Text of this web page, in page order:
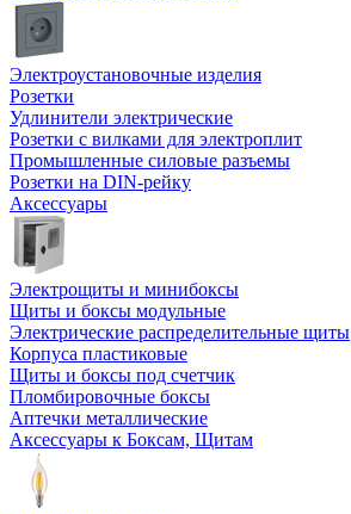
Электроустановочные изделия
Розетки
Удлинители электрические
Розетки с вилками для электроплит
Промышленные силовые разъемы
Розетки на DIN-рейку
Аксессуары
Электрощиты и минибоксы
Щиты и боксы модульные
Электрические распределительные щиты
Корпуса пластиковые
Щиты и боксы под счетчик
Пломбировочные боксы
Аптечки металлические
Аксессуары к Боксам, Щитам